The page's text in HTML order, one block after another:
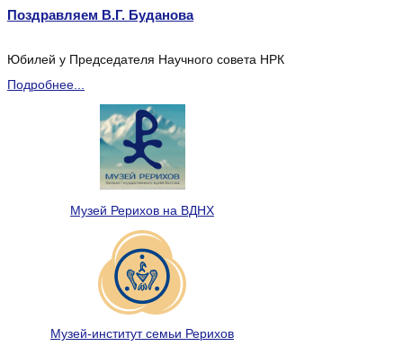
Поздравляем В.Г. Буданова
Юбилей у Председателя Научного совета НРК
Подробнее...
Музей Рерихов на ВДНХ
Музей-институт семьи Рерихов